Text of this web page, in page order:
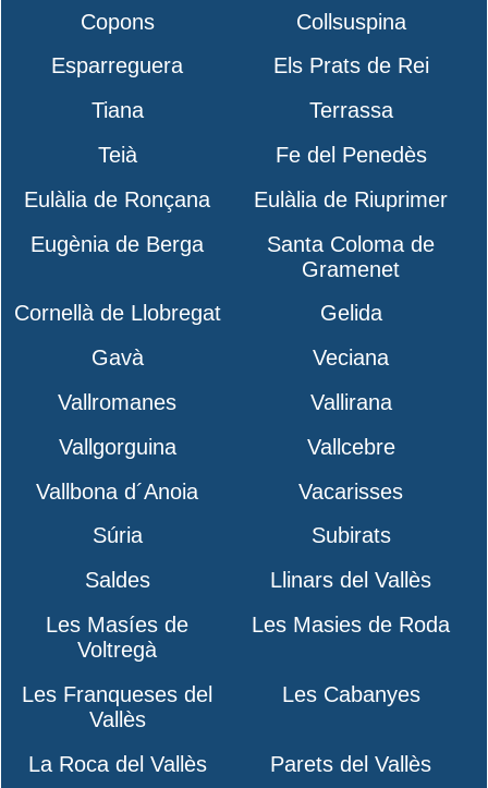
Copons
Collsuspina
Esparreguera
Els Prats de Rei
Tiana
Terrassa
Teià
Fe del Penedès
Eulàlia de Ronçana
Eulàlia de Riuprimer
Eugènia de Berga
Santa Coloma de
Gramenet
Cornellà de Llobregat
Gelida
Gavà
Veciana
Vallromanes
Vallirana
Vallgorguina
Vallcebre
Vallbona d´Anoia
Vacarisses
Súria
Subirats
Saldes
Llinars del Vallès
Les Masíes de
Voltregà
Les Masies de Roda
Les Franqueses del
Vallès
Les Cabanyes
La Roca del Vallès
Parets del Vallès